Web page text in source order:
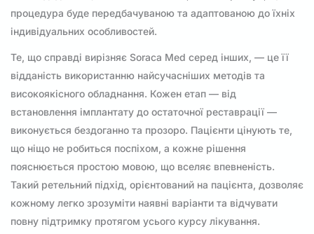
процедура буде передбачуваною та адаптованою до їхніх
індивідуальних особливостей.
Те, що справді вирізняє Soraca Med серед інших, — це її
відданість використанню найсучасніших методів та
високоякісного обладнання. Кожен етап — від
встановлення імплантату до остаточної реставрації —
виконується бездоганно та прозоро. Пацієнти цінують те,
що ніщо не робиться поспіхом, а кожне рішення
пояснюється простою мовою, що вселяє впевненість.
Такий ретельний підхід, орієнтований на пацієнта, дозволяє
кожному легко зрозуміти наявні варіанти та відчувати
повну підтримку протягом усього курсу лікування.